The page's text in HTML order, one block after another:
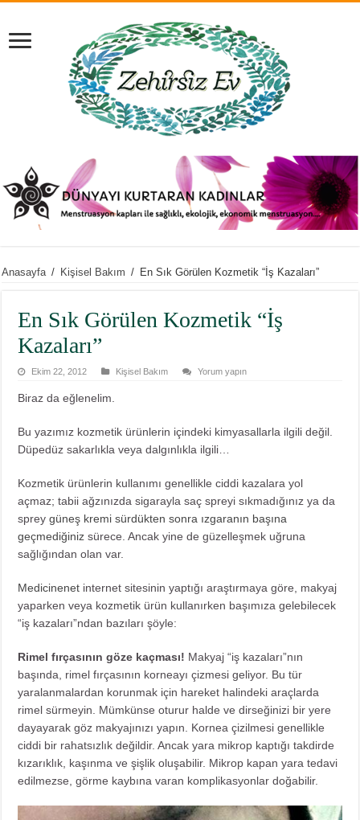
Anasayfa / Kişisel Bakım / En Sık Görülen Kozmetik “İş Kazaları”
En Sık Görülen Kozmetik “İş
Kazaları”
Ekim 22, 2012 Kişisel Bakım Yorum yapın
Biraz da eğlenelim.
Bu yazımız kozmetik ürünlerin içindeki kimyasallarla ilgili değil.
Düpedüz sakarlıkla veya dalgınlıkla ilgili…
Kozmetik ürünlerin kullanımı genellikle ciddi kazalara yol
açmaz; tabii ağzınızda sigarayla saç spreyi sıkmadığınız ya da
spreygüneş kremi sürdükten sonra ızgaranın başına
geçmediğiniz sürece. Ancak yine de güzelleşmek uğruna
sağlığından olan var.
Medicinenet internet sitesinin yaptığı araştırmaya göre, makyaj
yaparken veya kozmetik ürün kullanırken başımıza gelebilecek
“iş kazaları”ndan bazıları şöyle:
Rimel fırçasının göze kaçması! Makyaj “iş kazaları”nın
başında, rimel fırçasının korneayı çizmesi geliyor. Bu tür
yaralanmalardan korunmak için hareket halindeki araçlarda
rimel sürmeyin. Mümkünse oturur halde ve dirseğinizi bir yere
dayayarak göz makyajınızı yapın. Kornea çizilmesi genellikle
ciddi bir rahatsızlık değildir. Ancak yara mikrop kaptığı takdirde
kızarıklık, kaşınma ve şişlik oluşabilir. Mikrop kapan yara tedavi
edilmezse, görme kaybına varan komplikasyonlar doğabilir.